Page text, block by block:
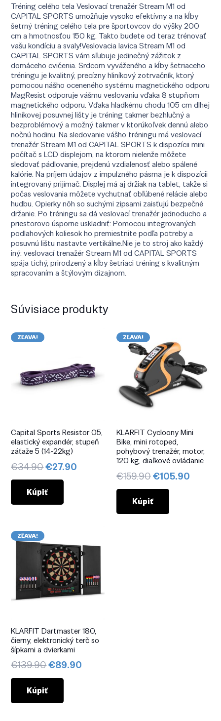
Tréning celého tela Veslovací trenažér Stream M1 od
CAPITAL SPORTS umožňuje vysoko efektívny a na kĺby
šetrný tréning celého tela pre športovcov do výšky 200
cm a hmotnosťou 150 kg. Takto budete od teraz trénovať
vašu kondíciu a svaly!Veslovacia lavica Stream M1 od
CAPITAL SPORTS vám sľubuje jedinečný zážitok z
domáceho cvičenia. Srdcom vyváženého a kĺby šetriaceho
tréningu je kvalitný, precízny hliníkový zotrvačník, ktorý
pomocou nášho oceneného systému magnetického odporu
MagResist odporuje vášmu veslovaniu vďaka 8 stupňom
magnetického odporu. Vďaka hladkému chodu 105 cm dlhej
hliníkovej posuvnej lišty je tréning takmer bezhlučný a
bezproblémový a možný takmer v ktorúkoľvek dennú alebo
nočnú hodinu. Na sledovanie vášho tréningu má veslovací
trenažér Stream M1 od CAPITAL SPORTS k dispozícii mini
počítač s LCD displejom, na ktorom nielenže môžete
sledovať pádlovanie, prejdenú vzdialenosť alebo spálené
kalórie. Na príjem údajov z impulzného pásma je k dispozícii
integrovaný prijímač. Displej má aj držiak na tablet, takže si
počas veslovania môžete vychutnať obľúbené relácie alebo
hudbu. Opierky nôh so suchými zipsami zaisťujú bezpečné
držanie. Po tréningu sa dá veslovací trenažér jednoducho a
priestorovo úsporne uskladniť: Pomocou integrovaných
podlahových koliesok ho premiestnite podľa potreby a
posuvnú lištu nastavte vertikálne.Nie je to stroj ako každý
iný: veslovací trenažér Stream M1 od CAPITAL SPORTS
spája tichý, prirodzený a kĺby šetriaci tréning s kvalitným
spracovaním a štýlovým dizajnom.
Súvisiace produkty
ZĽAVA!
Capital Sports Resistor 05,
elastický expandér, stupeň
záťaže 5 (14-22kg)
€34.90Pôvodná
cena
bola:
€34.90.
€27.90
Kúpiť
ZĽAVA!
KLARFIT Cycloony Mini
Bike, mini rotoped,
pohybový trenažér, motor,
120 kg, diaľkové ovládanie
€159.90Pôvodná
cena
bola:
€159.90.
€105.90
Kúpiť
ZĽAVA!
KLARFIT Dartmaster 180,
čierny, elektronický terč so
šípkami a dvierkami
€139.90Pôvodná
cena
€139.90.
€89.90
Kúpiť